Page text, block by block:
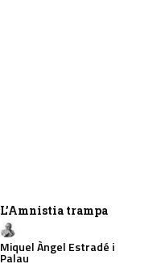
L’Amnistia trampa
Miquel Àngel Estradé i
Palau